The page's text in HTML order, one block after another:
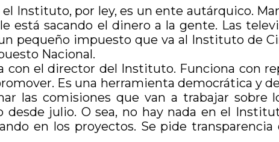
Instituto, por ley, es un ente autárquico.
sacando el dinero a la gente. Las
pequeño impuesto que va al Instituto de
Nacional.
con el director del Instituto. Funciona con
Es una herramienta democrática y
las comisiones que van a trabajar sobre
desde julio. O sea, no hay nada en el
en los proyectos. Se pide